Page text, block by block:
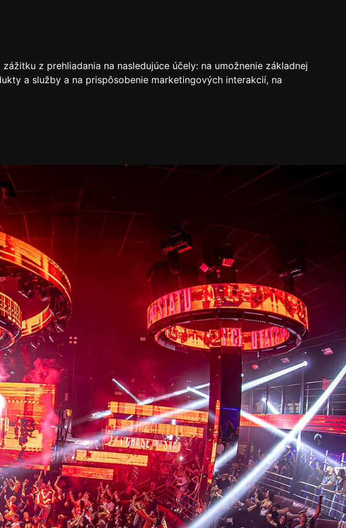
z prehliadania na nasledujúce účely: na umožnenie základnej
a služby a na prispôsobenie marketingových interakcií, na